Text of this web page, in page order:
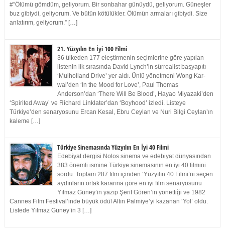
#”Ölümü gömdüm, geliyorum. Bir sonbahar günüydü, geliyorum. Güneşler
buz gibiydi, geliyorum. Ve bütün kötülükler. Ölümün armaları gibiydi. Size
anlatırım, geliyorum.” […]
21. Yüzyılın En İyi 100 Filmi
36 ülkeden 177 eleştirmenin seçimlerine göre yapılan
listenin ilk sırasında David Lynch’in sürrealist başyapıtı
‘Mulholland Drive’ yer aldı. Ünlü yönetmeni Wong Kar-
wai’den ‘In the Mood for Love’, Paul Thomas
Anderson’dan ‘There Will Be Blood’, Hayao Miyazaki’den
‘Spirited Away’ ve Richard Linklater’dan ‘Boyhood’ izledi. Listeye
Türkiye’den senaryosunu Ercan Kesal, Ebru Ceylan ve Nuri Bilgi Ceylan’ın
kaleme […]
Türkiye Sinemasında Yüzyılın En İyi 40 Filmi
Edebiyat dergisi Notos sinema ve edebiyat dünyasından
383 önemli ismine Türkiye sinemasının en iyi 40 filmini
sordu. Toplam 287 film içinden ‘Yüzyılın 40 Filmi’ni seçen
aydınların ortak kararına göre en iyi film senaryosunu
Yılmaz Güney’in yazıp Şerif Gören’in yönettiği ve 1982
Cannes Film Festival’inde büyük ödül Altın Palmiye’yi kazanan ‘Yol’ oldu.
Listede Yılmaz Güney’in 3 […]